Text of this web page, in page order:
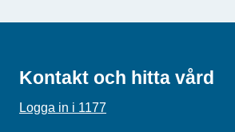
Kontakt och hitta vård
Logga in i 1177